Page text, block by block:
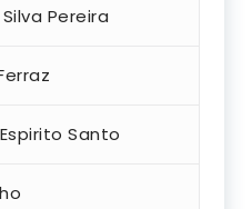
Pereira
Santo